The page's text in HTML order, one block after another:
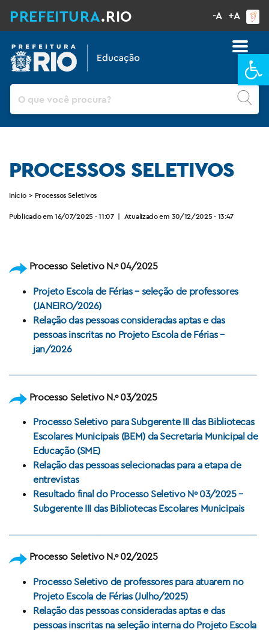
PREFEITURA.RIO -A +A
Pesquisar
PROCESSOS SELETIVOS
Início > Processos Seletivos
Publicado em 16/07/2025 - 11:07 | Atualizado em 30/12/2025 - 13:47
Processo Seletivo N.º 04/2025
Projeto Escola de Férias – seleção de professores
(JANEIRO/2026)
Relação das pessoas consideradas aptas e das
pessoas inscritas no Projeto Escola de Férias –
jan/2026
Processo Seletivo N.º 03/2025
Processo Seletivo para Subgerente III das Bibliotecas
Escolares Municipais (BEM) da Secretaria Municipal de
Educação (SME)
Relação das pessoas selecionadas para a etapa de
entrevistas
Resultado final do Processo Seletivo Nº 03/2025 –
Subgerente III das Bibliotecas Escolares Municipais
Processo Seletivo N.º 02/2025
Processo Seletivo de professores para atuarem no
Projeto Escola de Férias (Julho/2025)
Relação das pessoas consideradas aptas e das
pessoas inscritas na seleção interna do Projeto Escola